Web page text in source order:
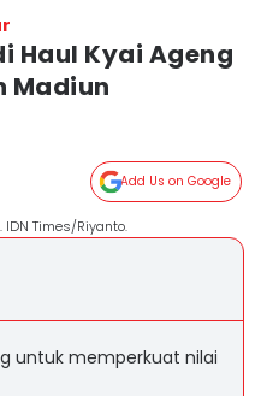
Haul Kyai Ageng
Madiun
Add Us on Google
Times/Riyanto.
untuk memperkuat nilai